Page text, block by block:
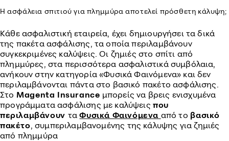
Η ασφάλεια σπιτιού για πλημμύρα αποτελεί πρόσθετη κάλυψη;
Κάθε ασφαλιστική εταιρεία, έχει δημιουργήσει τα δικά
της πακέτα ασφάλισης, τα οποία περιλαμβάνουν
συγκεκριμένες καλύψεις. Οι ζημιές στο σπίτι από
πλημμύρες, στα περισσότερα ασφαλιστικά συμβόλαια,
ανήκουν στην κατηγορία «Φυσικά Φαινόμενα» και δεν
περιλαμβάνονται πάντα στο βασικό πακέτο ασφάλισης.
Στο Magenta Insurance μπορείς να βρεις ενισχυμένα
προγράμματα ασφάλισης με καλύψεις που
περιλαμβάνουν τα Φυσικά Φαινόμενα από το βασικό
πακέτο, συμπεριλαμβανομένης της κάλυψης για ζημιές
από πλημμύρα